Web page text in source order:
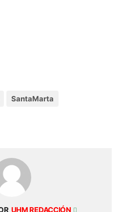
SantaMarta
UHM REDACCIÓN